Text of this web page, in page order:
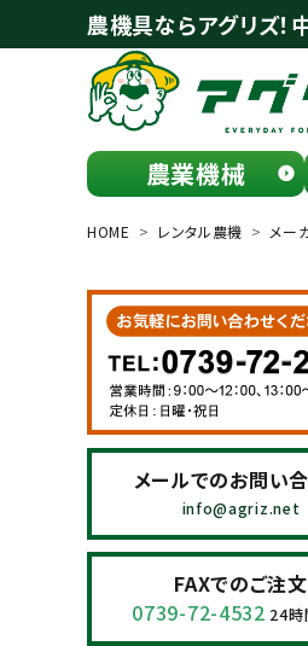
農機具ならアグリズ
農業機械
ログイン person 会員
HOME レンタル農機 メー
メールでのお問い
info@agriz.net
FAXでのご注文
0739-72-4532 24時